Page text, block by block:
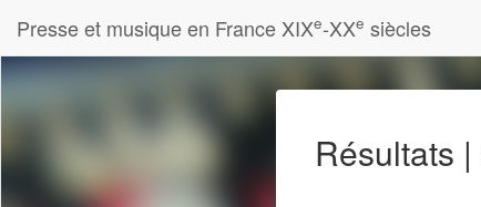
Presse et musique en France XIXe-XXe siècles
Résultats